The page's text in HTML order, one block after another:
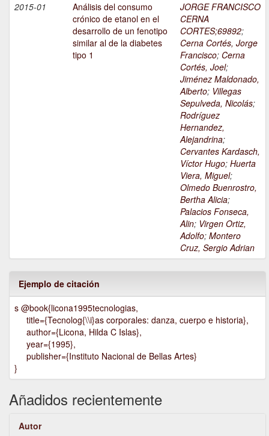
2015-01
Análisis del consumo
crónico de etanol en el
desarrollo de un fenotipo
similar al de la diabetes
tipo 1
JORGE FRANCISCO
CERNA
CORTES;69892;
Cerna Cortés, Jorge
Francisco; Cerna
Cortés, Joel;
Jiménez Maldonado,
Alberto; Villegas
Sepulveda, Nicolás;
Rodríguez
Hernandez,
Alejandrina;
Cervantes Kardasch,
Víctor Hugo; Huerta
Viera, Miguel;
Olmedo Buenrostro,
Bertha Alicia;
Palacios Fonseca,
Alin; Virgen Ortiz,
Adolfo; Montero
Cruz, Sergio Adrian
Ejemplo de citación
s @book{licona1995tecnologias,
title={Tecnolog{\\i}as corporales: danza, cuerpo e historia},
author={Licona, Hilda C Islas},
year={1995},
publisher={Instituto Nacional de Bellas Artes}
}
Añadidos recientemente
Autor